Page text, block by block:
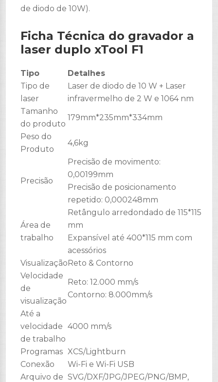
de diodo de 10W).
Ficha Técnica do gravador a
laser duplo xTool F1
Tipo
Detalhes
Tipo de
laser
Laser de diodo de 10 W + Laser
infravermelho de 2 W e 1064 nm
Tamanho
do produto
179mm*235mm*334mm
Peso do
Produto
4,6kg
Precisão
Precisão de movimento:
0,00199mm
Precisão de posicionamento
repetido: 0,000248mm
Área de
trabalho
Retângulo arredondado de 115*115
mm
Expansível até 400*115 mm com
acessórios
VisualizaçãoReto & Contorno
Velocidade
de
visualização
Reto: 12.000 mm/s
Contorno: 8.000mm/s
Até a
velocidade
de trabalho
4000 mm/s
Programas XCS/Lightburn
Conexão
Wi-Fi e Wi-Fi USB
Arquivo de SVG/DXF/JPG/JPEG/PNG/BMP,